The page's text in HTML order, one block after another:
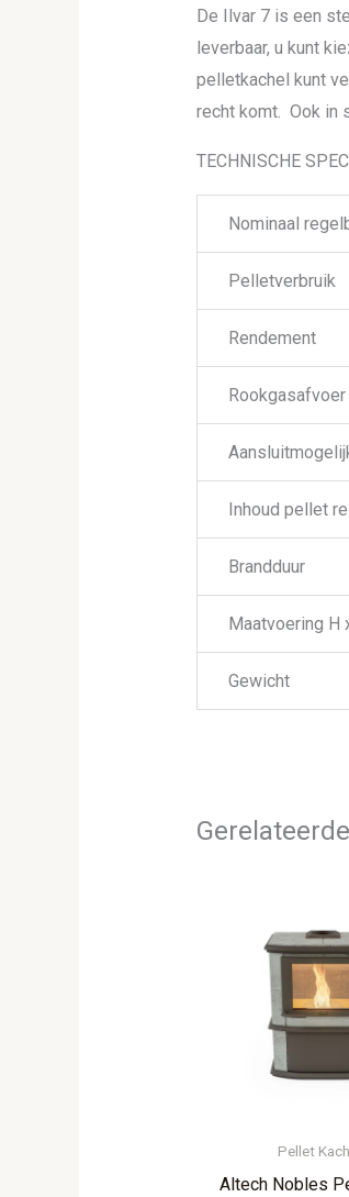
De Ilvar 7 is een
leverbaar, u kunt
pelletkachel kunt
recht komt. Ook in
TECHNISCHE
Nominaal
Pelletverbruik
Rendement
Rookgasafvoer
Inhoud pellet
Brandduur
Maatvoering H
Gewicht
Pellet
Altech Nobles